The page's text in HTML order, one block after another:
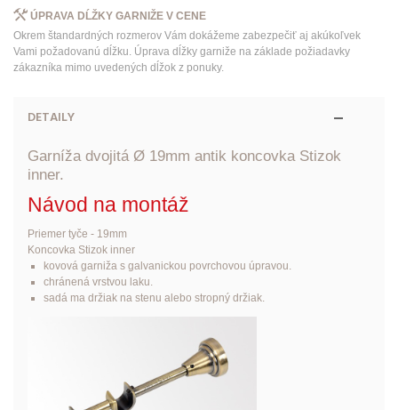
ÚPRAVA DĹŽKY GARNIŽE V CENE
Okrem štandardných rozmerov Vám dokážeme zabezpečiť aj akúkoľvek
Vami požadovanú dĺžku. Úprava dĺžky garniže na základe požiadavky
zákazníka mimo uvedených dĺžok z ponuky.
DETAILY
Garníža dvojitá Ø 19mm antik koncovka Stizok
inner.
Návod na montáž
Priemer tyče - 19mm
Koncovka Stizok inner
kovová garniža s galvanickou povrchovou úpravou.
chránená vrstvou laku.
sadá ma držiak na stenu alebo stropný držiak.